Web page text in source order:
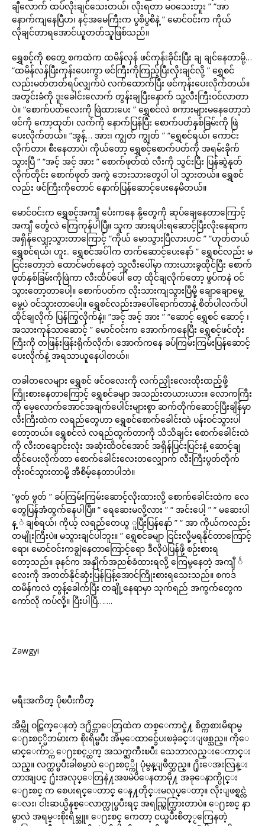
ချီလောက် ထပ်လိုးချင်သေးတယ်၊ လိုးရတာ မဝသေးဘူး ” “အာ
နောက်ကျနေပြီဟ၊ နင့်အမေကြီးက ပွစိပွစိနဲ့ ” မောင်ဝင်းက ကိုယ်
လိုချင်တာရအောင်ယူတတ်သူဖြစ်သည်။
ရွှေစင့်ကို စတွေ့ စကထဲက ထမိန်လှန် ဖင်ကုန်းခိုင်းပြီး ချ ချင်နေတာမို့…
“ထမိန်လန်ပြီးကုန်းပေးကွာ ဖင်ကြီးကိုကြည့်ပြီးလိုးချင်လို့ ” ရွှေစင်
လည်းမတ်တတ်ရပ်လျှက်ပဲ လက်ထောက်ပြီး ဖင်ကုန်းပေးလိုက်တယ်။
အတွင်းခံကို ဒူးခေါင်းလောက် တွန်းချပြီးနောက် သူ့လီးကြီးဝင်လာတာ
ပဲ။ “စောက်ပတ်လေးကို ဖြဲထားပေး ” ရွှေစင်လဲ စကားများမနေတော့ဘဲ
ဖင်ကို ကော့ထုတ်၊ လက်ကို နောက်ပြန်ပြီး စောက်ပတ်နှစ်ခြမ်းကို ဖြဲ
ပေးလိုက်တယ်။ “အွန့်… အား၊ ကျွတ် ကျွတ် ” “ရွှေစင်ရယ်၊ ကောင်း
လိုက်တာ၊ စီးနေတာပဲ၊ ကိုယ်တော့ ရွှေစင့်စောက်ပတ်ကို အရမ်းခိုက်
သွားပြီ ” “အင့် အင့် အား ” စောက်ဖုတ်ထဲ လီးကို သွင်းပြီး ပြန်ဆွဲနုတ်
လိုက်တိုင်း စောက်ဖုတ် အကွဲ ဘေးသားတွေပါ ပါ သွားတယ်။ ရွှေစင်
လည်း ဖင်ကြီးကိုတောင် နောက်ပြန်ဆောင့်ပေးနေမိတယ်။
မောင်ဝင်းက ရွှေစင့်အကျီ င်္ပေးကနေ နို့တွေကို ဆုပ်ချေနေတာကြောင့်
အကျီ င်္တွေလဲ ကြေကုန်ပါပြီ။ သူက အားရပါးရဆောင့်ပြီးလိုးနေရာက
အရှိန်လျှော့သွားတာကြောင့် “ကိုယ် မောသွားပြီလားဟင် ” “ဟုတ်တယ်
ရွှေစင်ရယ်၊ ဟူး.. ရွှေစင်အပ်ါက တက်ဆောင့်ပေးနော် ” ရွှေစင်လည်း မ
ငြင်းတော့ဘဲ ထောင်မတ်နေတဲ့ သူ့လီးပေါ်မှာ ကားယားခွထိုင်ပြီး စောက်
ဖုတ်နှစ်ခြမ်းကိုဖြဲကာ လီးထိပ်ပေါ် တေ့ ထိုင်ချလိုက်တော့ ဖွပ်ကနဲ ဝင်
သွားတော့တာပေါ့။ စောက်ပတ်က လိုးသားကျသွားပြီမို့ ချောချောမွေ့
မွေ့ပဲ ဝင်သွားတာပေါ့။ ရွှေစင်လည်းအပေါ်ရောက်တာနဲ့ စိတ်ပါလက်ပါ
ထိုင်ချလိုက် ပြန်ကြွလိုက်နဲ့။ “အင့် အင့် အား ” “ဆောင့် ရွှေစင် ဆောင့် ၊
အသားကုန်သာဆောင့် ” မောင်ဝင်းက အောက်ကနေပြီး ရွှေစင့်ဖင်တုံး
ကြီးကို တဖြန်းဖြန်းရိုက်လိုက်၊ အောက်ကနေ ခပ်ကြမ်းကြမ်းပြန်ဆောင့်
ပေးလိုက်နဲ့ အရသာယူနေပါတယ်။
တခါတလေများ ရွှေစင် ဖင်ဝလေးကို လက်ညှိုးလေးထိုးထည့်ဖို့
ကြိုးစားနေတာကြောင့် ရွှေစင်ခမျာ အသည်းတယားယား။ လောကကြီး
ကို မေ့လောက်အောင်အချက်ပေါင်းများစွာ ဆက်တိုက်ဆောင့်ပြီးချိန်မှာ
လီးကြီးထဲက လရည်တွေဟာ ရွှေစင်စောက်ခေါင်းထဲ ပန်းဝင်သွားပါ
တော့တယ်။ ရွှေစင်လဲ လရည်ထွက်တာကို သိသိချင်း စောက်ခေါင်းထဲ
ကို လီးတချောင်းလုံး အဆုံးထိဝင်အောင် အရှိန်ပြင်းပြင်းနဲ့ ဆောင့်ချ
ထိုင်ပေးလိုက်တာ စောက်ခေါင်းလေးတလျှောက် လီးကြီးပွတ်တိုက်
တိုးဝင်သွားတာမို့ အီစိမ့်နေတာပါဘဲ။
“ဗွတ် ဗွတ် ” ခပ်ကြမ်းကြမ်းဆောင့်လိုးထားလို့ စောက်ခေါင်းထဲက လေ
တွေပြန်အံထွက်နေပါပြီ။ “ ရေဆေးမလို့လား ” “ အင်းပေါ့ ” “ မဆေးပါ
န့ ဲ ချစ်ရယ်၊ ကိုယ့် လရည်တေယွ ူပြီးပြန်နော် ” “ အာ ကိုယ်ကလည်း
တမျိုးကြီးပဲ။ မသွားချင်ပါဘူး။ ” ရွှေစင်ခမျာ ငြင်းလို့မရနိုင်တာကြောင့်
ရော၊ မောင်ဝင်းကချွဲနေတာကြောင့်ရော ဒီလိုပဲပြန်ဖို့ စဉ်းစားရ
တော့သည်။ ခုနင်က အနှိုက်အညစ်ခံထားရလို့ ကြေမွနေတဲ့ အကျီ င်္
လေးကို အတတ်နိုင်ဆုံးပြန်ပြန့်အောင်ကြိုးစားရသေးသည်။ စကဒ်
ထမိန်ကလဲ တွန့်ခေါက်ပြီး တချို့နေရာမှာ သုက်ရည် အကွက်တွေက
ကော်လို ကပ်လို့။ ပြီးပါပြီ…….
Zawgyi
မရီးအကိတ္ ပိုၿပီးက်ိတ္
အိမ္ကို ဝင္ထြက္ေနတဲ့ ဒ႐ိုင္ဘာေတြထဲက တစ္ေကာင္နဲ႔ စိတ္ကစားမိရာမွ
ေ႐ႊစင့္မိဘမ်ားက စိုးရိမ္ၿပီး အိမ္ေထာင္ခ်ေပးၿခဲ့ခင္းျဖစ္သည္။ ကိုေ
မာင္ေက်ာ္က ေ႐ႊစင့္ထက္ အသက္ႀကီးၿပီး သေဘာလည္းေကာင္း
သည္။ လက္ထပ္ၿပီးခါစမွာပဲ ေ႐ႊစင့္ကို ပုံမွန္ျဖဳတ္သည္။ ႐ိုးေအးလြန္း
တာအျပင္ ႐ုံးအလုပ္ေတြနဲ႔အၿမဲပိေနတာမို႔ အခုေနာက္ပိုင္း
ေ႐ႊစင္ က စေပးရင္ေတာင္ ေန႔တိုင္းမလုပ္ေတာ့။ လိုးျဖစ္ရင္လဲ
ေလး၊ ငါးဆယ္မိနစ္ေလာက္လုပ္ၿပီးရင္ အရည္ထြက္သြားတာပဲ။ ေ႐ႊစင္ နာ
မွာလဲ အရမ္းစိုးရိမ္သူ။ ေ႐ႊစင္ ကေတာ့ ငယ္ၿပီးစိတ္ႂကြေနတဲ့